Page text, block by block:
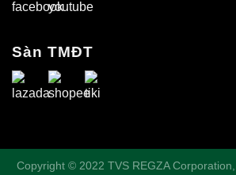
Sàn TMĐT
Copyright © 2022 TVS REGZA Corporation,